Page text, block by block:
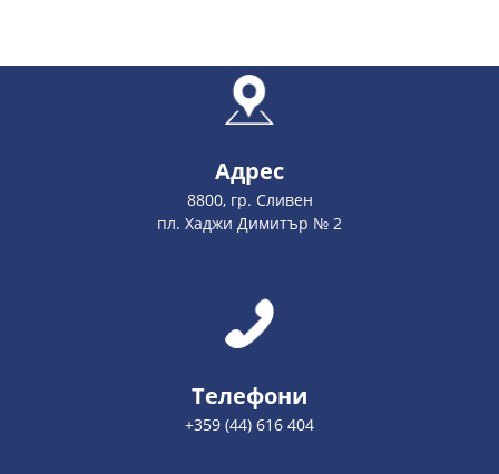
Адрес
8800, гр. Сливен
пл. Хаджи Димитър № 2
Телефони
+359 (44) 616 404